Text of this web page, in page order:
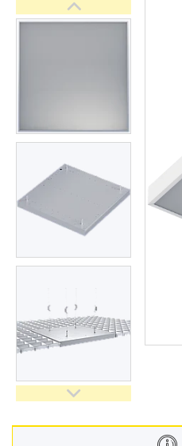
ФАРЛАЙТ
Отзывы